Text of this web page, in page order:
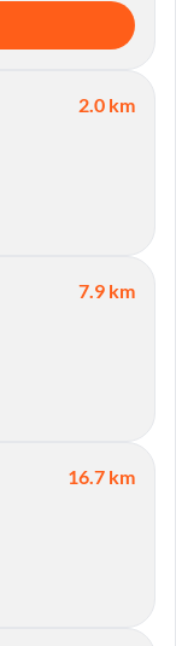
2.0 km
7.9 km
16.7 km